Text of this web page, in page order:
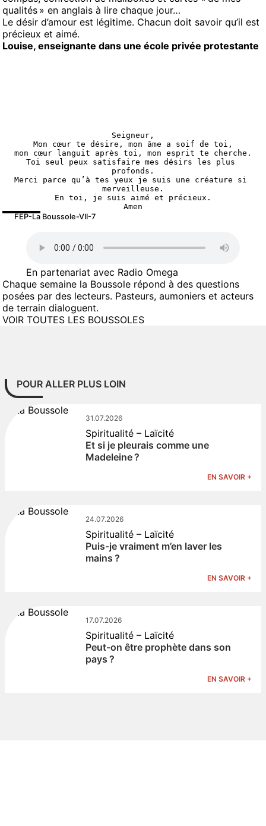
qualités » en anglais à lire chaque jour…
Le désir d’amour est légitime. Chacun doit savoir qu’il est
précieux et aimé.
Louise, enseignante dans une école privée protestante
Seigneur,
Mon cœur te désire, mon âme a soif de toi,
mon cœur languit après toi, mon esprit te cherche.
Toi seul peux satisfaire mes désirs les plus
profonds.
Merci parce qu’à tes yeux je suis une créature si
merveilleuse.
En toi, je suis aimé et précieux.
Amen
FEP-La Boussole-VII-7
En partenariat avec Radio Omega
Chaque semaine la Boussole répond à des questions
posées par des lecteurs. Pasteurs, aumoniers et acteurs
de terrain dialoguent.
VOIR TOUTES LES BOUSSOLES
POUR ALLER PLUS LOIN
31.07.2026
Spiritualité – Laïcité
Et si je pleurais comme une
Madeleine ?
EN SAVOIR +
24.07.2026
Spiritualité – Laïcité
Puis-je vraiment m’en laver les
mains ?
EN SAVOIR +
17.07.2026
Spiritualité – Laïcité
Peut-on être prophète dans son
pays ?
EN SAVOIR +